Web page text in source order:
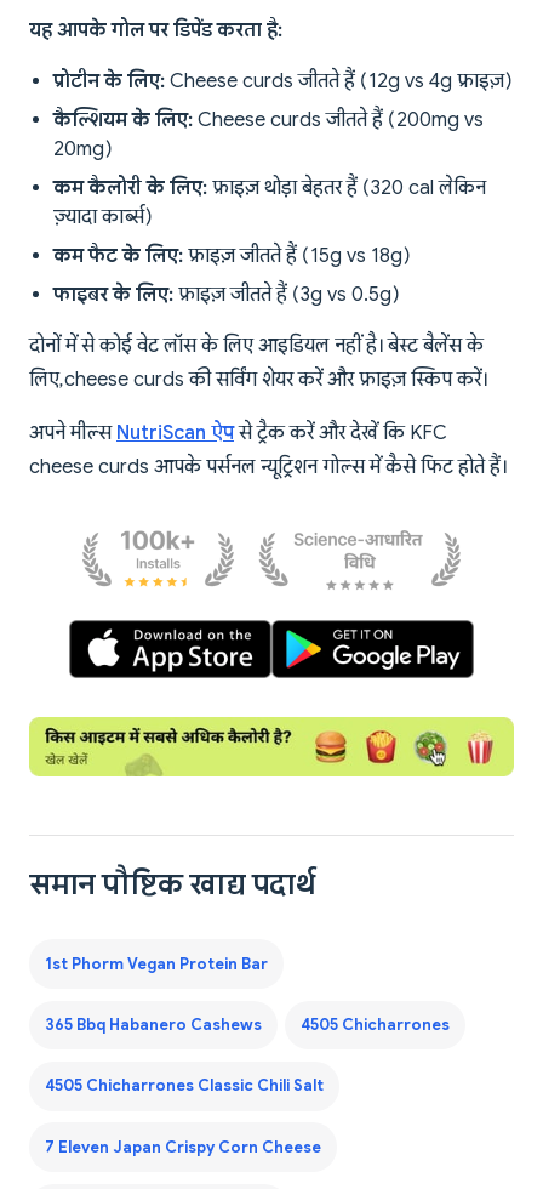
यह आपके गोल पर डिपेंड करता है:
प्रोटीन के लिए: Cheese curds जीतते हैं (12g vs 4g फ्राइज़)
कैल्शियम के लिए: Cheese curds जीतते हैं (200mg vs
20mg)
कम कैलोरी के लिए: फ्राइज़ थोड़ा बेहतर हैं (320 cal लेकिन
ज़्यादा कार्ब्स)
कम फैट के लिए: फ्राइज़ जीतते हैं (15g vs 18g)
फाइबर के लिए: फ्राइज़ जीतते हैं (3g vs 0.5g)
दोनों में से कोई वेट लॉस के लिए आइडियल नहीं है। बेस्ट बैलेंस के
लिए, cheese curds की सर्विंग शेयर करें और फ्राइज़ स्किप करें।
अपने मील्स NutriScan ऐपसे ट्रैक करें और देखें कि KFC
cheese curds आपके पर्सनल न्यूट्रिशन गोल्स में कैसे फिट होते हैं।
समान पौष्टिक खाद्य पदार्थ
1st Phorm Vegan Protein Bar
365 Bbq Habanero Cashews 4505 Chicharrones
4505 Chicharrones Classic Chili Salt
7 Eleven Japan Crispy Corn Cheese